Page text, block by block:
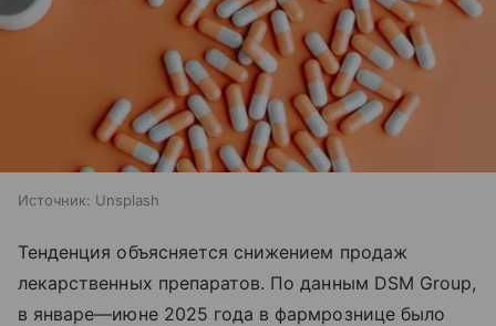
Источник: Unsplash
Тенденция объясняется снижением продаж
лекарственных препаратов. По данным DSM Group,
в январе—июне 2025 года в фармрознице было